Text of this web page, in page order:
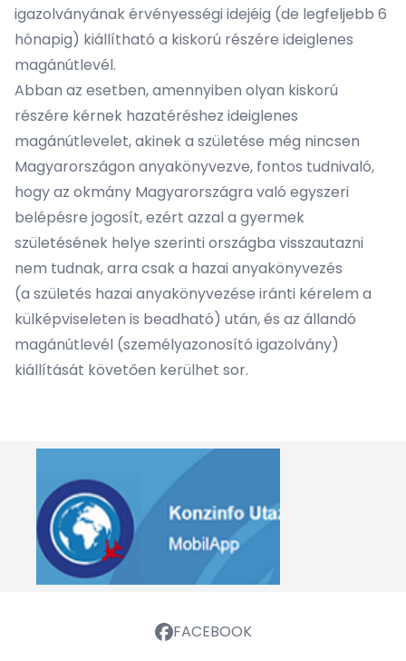
igazolványának érvényességi idejéig (de legfeljebb 6
hónapig) kiállítható a kiskorú részére ideiglenes
magánútlevél.
Abban az esetben, amennyiben olyan kiskorú
részére kérnek hazatéréshez ideiglenes
magánútlevelet, akinek a születése még nincsen
Magyarországon anyakönyvezve, fontos tudnivaló,
hogy az okmány Magyarországra való egyszeri
belépésre jogosít, ezért azzal a gyermek
születésének helye szerinti országba visszautazni
nem tudnak, arra csak a hazai anyakönyvezés
(a születés hazai anyakönyvezése iránti kérelem a
külképviseleten is beadható) után, és az állandó
magánútlevél (személyazonosító igazolvány)
kiállítását követően kerülhet sor.
FACEBOOK